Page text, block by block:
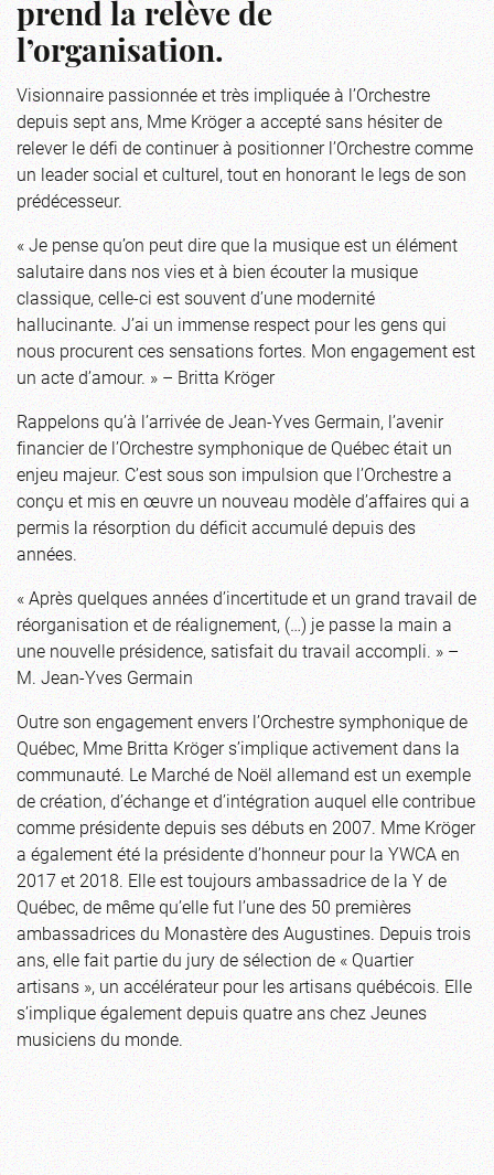
prend la relève de
l’organisation.
Visionnaire passionnée et très impliquée à l’Orchestre
depuis sept ans, Mme Kröger a accepté sans hésiter de
relever le défi de continuer à positionner l’Orchestre comme
un leader social et culturel, tout en honorant le legs de son
prédécesseur.
« Je pense qu’on peut dire que la musique est un élément
salutaire dans nos vies et à bien écouter la musique
classique, celle-ci est souvent d’une modernité
hallucinante. J’ai un immense respect pour les gens qui
nous procurent ces sensations fortes. Mon engagement est
un acte d’amour. » – Britta Kröger
Rappelons qu’à l’arrivée de Jean-Yves Germain, l’avenir
financier de l’Orchestre symphonique de Québec était un
enjeu majeur. C’est sous son impulsion que l’Orchestre a
conçu et mis en œuvre un nouveau modèle d’affaires qui a
permis la résorption du déficit accumulé depuis des
années.
« Après quelques années d’incertitude et un grand travail de
réorganisation et de réalignement, (…) je passe la main a
une nouvelle présidence, satisfait du travail accompli. » –
M. Jean-Yves Germain
Outre son engagement envers l’Orchestre symphonique de
Québec, Mme Britta Kröger s’implique activement dans la
communauté. Le Marché de Noël allemand est un exemple
de création, d’échange et d’intégration auquel elle contribue
comme présidente depuis ses débuts en 2007. Mme Kröger
a également été la présidente d’honneur pour la YWCA en
2017 et 2018. Elle est toujours ambassadrice de la Y de
Québec, de même qu’elle fut l’une des 50 premières
ambassadrices du Monastère des Augustines. Depuis trois
ans, elle fait partie du jury de sélection de « Quartier
artisans », un accélérateur pour les artisans québécois. Elle
s’implique également depuis quatre ans chez Jeunes
musiciens du monde.